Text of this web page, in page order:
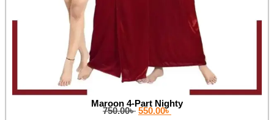
Maroon 4-Part Nighty
750.00৳ 550.00৳